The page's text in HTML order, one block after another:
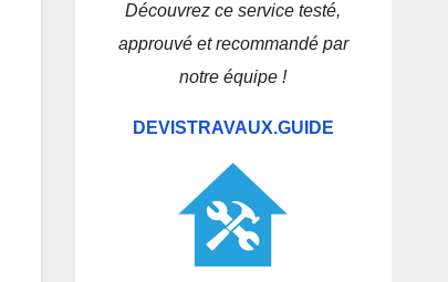
Découvrez ce service testé,
approuvé et recommandé par
notre équipe !
DEVISTRAVAUX.GUIDE